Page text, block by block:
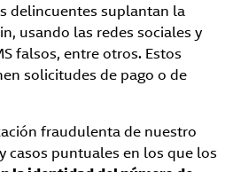
delincuentes suplantan la
usando las redes sociales y
falsos, entre otros. Estos
solicitudes de pago o de
fraudulenta de nuestro
casos puntuales en los que los